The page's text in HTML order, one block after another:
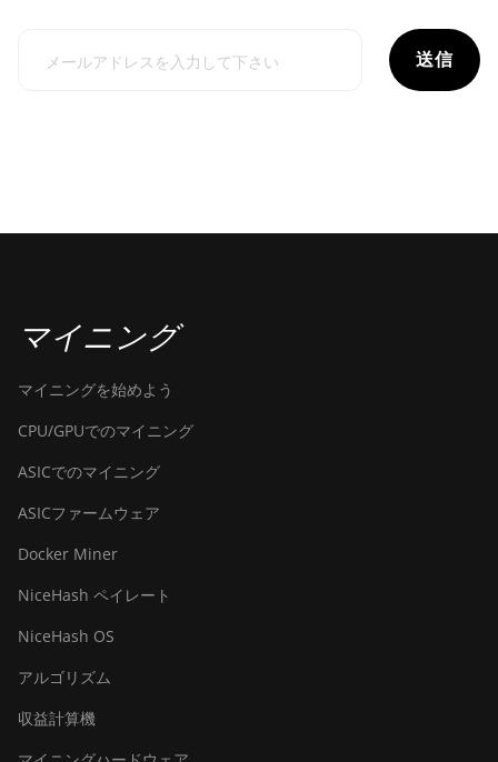
送信
マイニング
マイニングを始めよう
CPU/GPUでのマイニング
ASICでのマイニング
ASICファームウェア
Docker Miner
NiceHash ペイレート
NiceHash OS
アルゴリズム
収益計算機